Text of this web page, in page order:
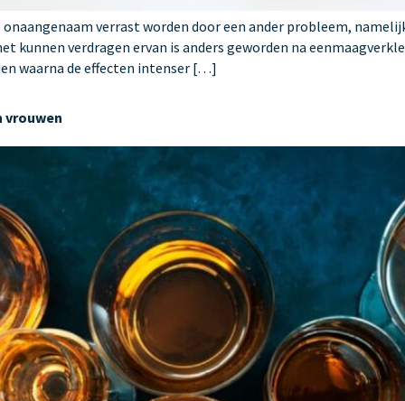
verrast worden door een ander probleem,
kunnen verdragen ervan is anders geworden na
waarna de effecten intenser […]
vrouwen